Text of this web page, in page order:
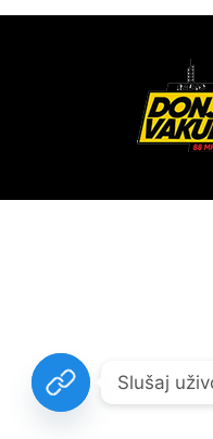
Slušaj